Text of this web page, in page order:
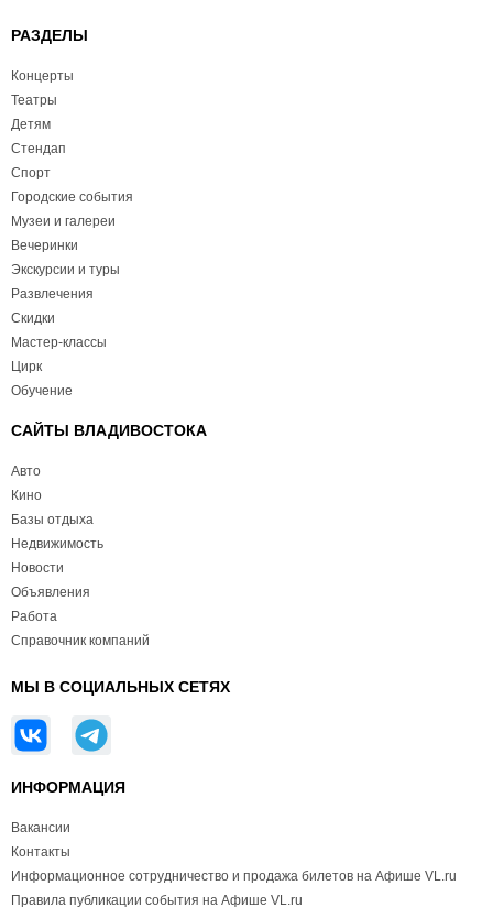
РАЗДЕЛЫ
Концерты
Театры
Детям
Стендап
Спорт
Городские события
Музеи и галереи
Вечеринки
Экскурсии и туры
Развлечения
Скидки
Мастер-классы
Цирк
Обучение
САЙТЫ ВЛАДИВОСТОКА
Авто
Кино
Базы отдыха
Недвижимость
Новости
Объявления
Работа
Справочник компаний
МЫ В СОЦИАЛЬНЫХ СЕТЯХ
ИНФОРМАЦИЯ
Вакансии
Контакты
Информационное сотрудничество и продажа билетов на Афише VL.ru
Правила публикации события на Афише VL.ru